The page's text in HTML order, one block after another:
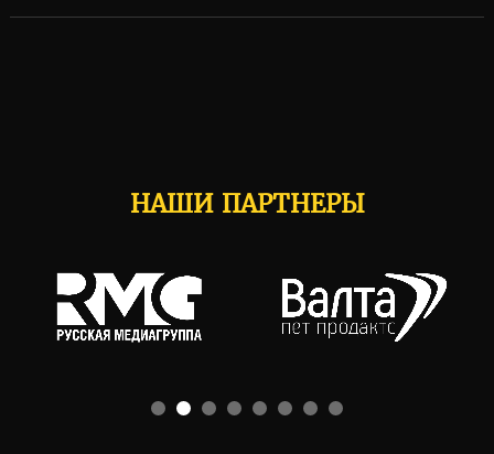
НАШИ ПАРТНЕРЫ